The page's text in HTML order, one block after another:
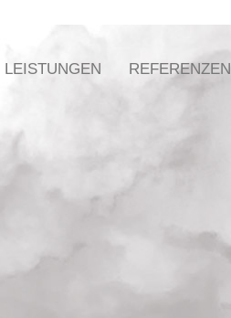
LEISTUNGEN REFERENZEN